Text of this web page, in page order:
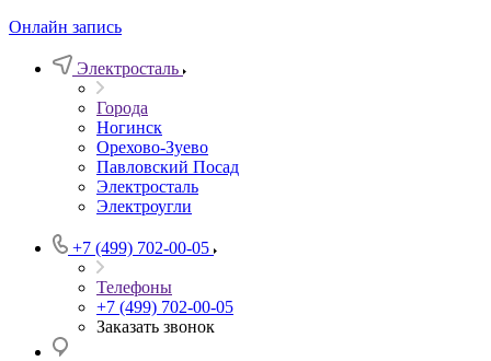
Онлайн запись
Электросталь
Города
Ногинск
Орехово-Зуево
Павловский Посад
Электросталь
Электроугли
+7 (499) 702-00-05
Телефоны
+7 (499) 702-00-05
Заказать звонок